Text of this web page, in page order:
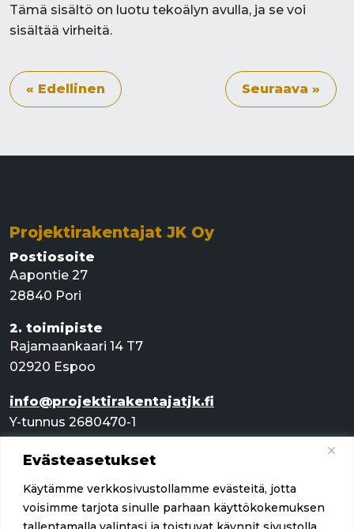
Evästeasetukset
Käytämme verkkosivustollamme evästeitä, jotta
voisimme tarjota sinulle parhaan käyttökokemuksen
Tämä sisältö on luotu tekoälyn avulla, ja se voi
sisältää virheitä.
« Edellinen Seuraava »
Projektirakentajat JK Oy
Postiosoite
Aapontie 27
28840 Pori
2. toimipiste
Rajamaankaari 14 T7
02920 Espoo
info@projektirakentajatjk.fi
Y-tunnus 2680470-1
Pikalinkit
Palvelut